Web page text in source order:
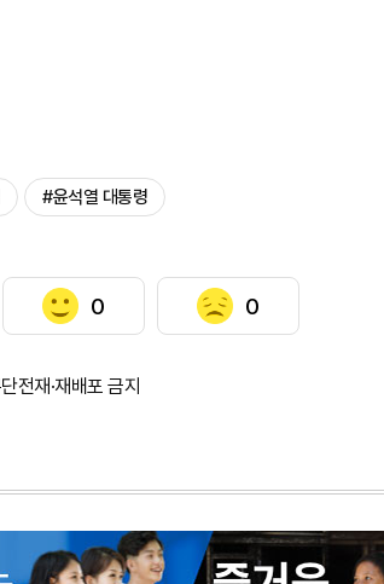
#윤석열 대통령
0 0
전재·재배포 금지